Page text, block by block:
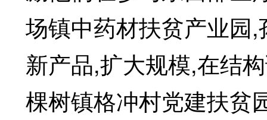
场镇中药材扶贫产业园
新产品,扩大规模,在结
棵树镇格冲村党建扶贫